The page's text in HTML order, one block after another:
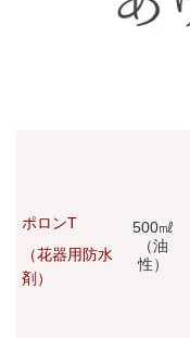
ポロンT
（花器用防水
剤）
500㎖
（油
性）